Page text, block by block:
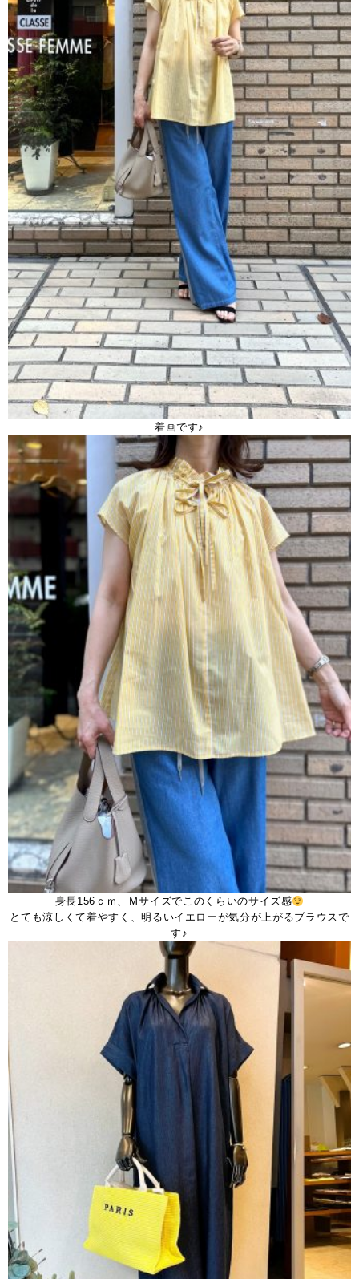
着画です♪
身長156ｃｍ、Ｍサイズでこのくらいのサイズ感
とても涼しくて着やすく、明るいイエローが気分が上がるブラウスで
す♪